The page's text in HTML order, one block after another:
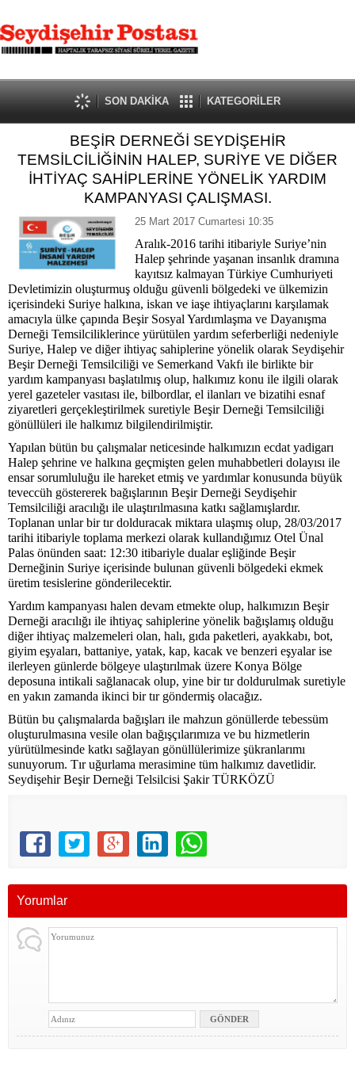
SON DAKİKA KATEGORİLER
BEŞİR DERNEĞİ SEYDİŞEHİR
TEMSİLCİLİĞİNİN HALEP, SURİYE VE DİĞER
İHTİYAÇ SAHİPLERİNE YÖNELİK YARDIM
KAMPANYASI ÇALIŞMASI.
25 Mart 2017 Cumartesi 10:35
Aralık-2016 tarihi itibariyle Suriye’nin
Halep şehrinde yaşanan insanlık dramına
kayıtsız kalmayan Türkiye Cumhuriyeti
Devletimizin oluşturmuş olduğu güvenli bölgedeki ve ülkemizin
içerisindeki Suriye halkına, iskan ve iaşe ihtiyaçlarını karşılamak
amacıyla ülke çapında Beşir Sosyal Yardımlaşma ve Dayanışma
Derneği Temsilciliklerince yürütülen yardım seferberliği nedeniyle
Suriye, Halep ve diğer ihtiyaç sahiplerine yönelik olarak Seydişehir
Beşir Derneği Temsilciliği ve Semerkand Vakfı ile birlikte bir
yardım kampanyası başlatılmış olup, halkımız konu ile ilgili olarak
yerel gazeteler vasıtası ile, bilbordlar, el ilanları ve bizatihi esnaf
ziyaretleri gerçekleştirilmek suretiyle Beşir Derneği Temsilciliği
gönüllüleri ile halkımız bilgilendirilmiştir.
Yapılan bütün bu çalışmalar neticesinde halkımızın ecdat yadigarı
Halep şehrine ve halkına geçmişten gelen muhabbetleri dolayısı ile
ensar sorumluluğu ile hareket etmiş ve yardımlar konusunda büyük
teveccüh göstererek bağışlarının Beşir Derneği Seydişehir
Temsilciliği aracılığı ile ulaştırılmasına katkı sağlamışlardır.
Toplanan unlar bir tır dolduracak miktara ulaşmış olup, 28/03/2017
tarihi itibariyle toplama merkezi olarak kullandığımız Otel Ünal
Palas önünden saat: 12:30 itibariyle dualar eşliğinde Beşir
Derneğinin Suriye içerisinde bulunan güvenli bölgedeki ekmek
üretim tesislerine gönderilecektir.
Yardım kampanyası halen devam etmekte olup, halkımızın Beşir
Derneği aracılığı ile ihtiyaç sahiplerine yönelik bağışlamış olduğu
diğer ihtiyaç malzemeleri olan, halı, gıda paketleri, ayakkabı, bot,
giyim eşyaları, battaniye, yatak, kap, kacak ve benzeri eşyalar ise
ilerleyen günlerde bölgeye ulaştırılmak üzere Konya Bölge
deposuna intikali sağlanacak olup, yine bir tır doldurulmak suretiyle
en yakın zamanda ikinci bir tır göndermiş olacağız.
Bütün bu çalışmalarda bağışları ile mahzun gönüllerde tebessüm
oluşturulmasına vesile olan bağışçılarımıza ve bu hizmetlerin
yürütülmesinde katkı sağlayan gönüllülerimize şükranlarımı
sunuyorum. Tır uğurlama merasimine tüm halkımız davetlidir.
Seydişehir Beşir Derneği Telsilcisi Şakir TÜRKÖZÜ
Yorumlar